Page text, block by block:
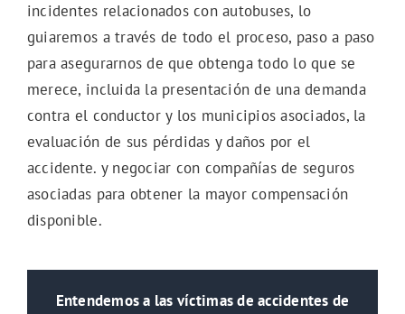
incidentes relacionados con autobuses, lo
guiaremos a través de todo el proceso, paso a paso
para asegurarnos de que obtenga todo lo que se
merece, incluida la presentación de una demanda
contra el conductor y los municipios asociados, la
evaluación de sus pérdidas y daños por el
accidente. y negociar con compañías de seguros
asociadas para obtener la mayor compensación
disponible.
Entendemos a las víctimas de accidentes de